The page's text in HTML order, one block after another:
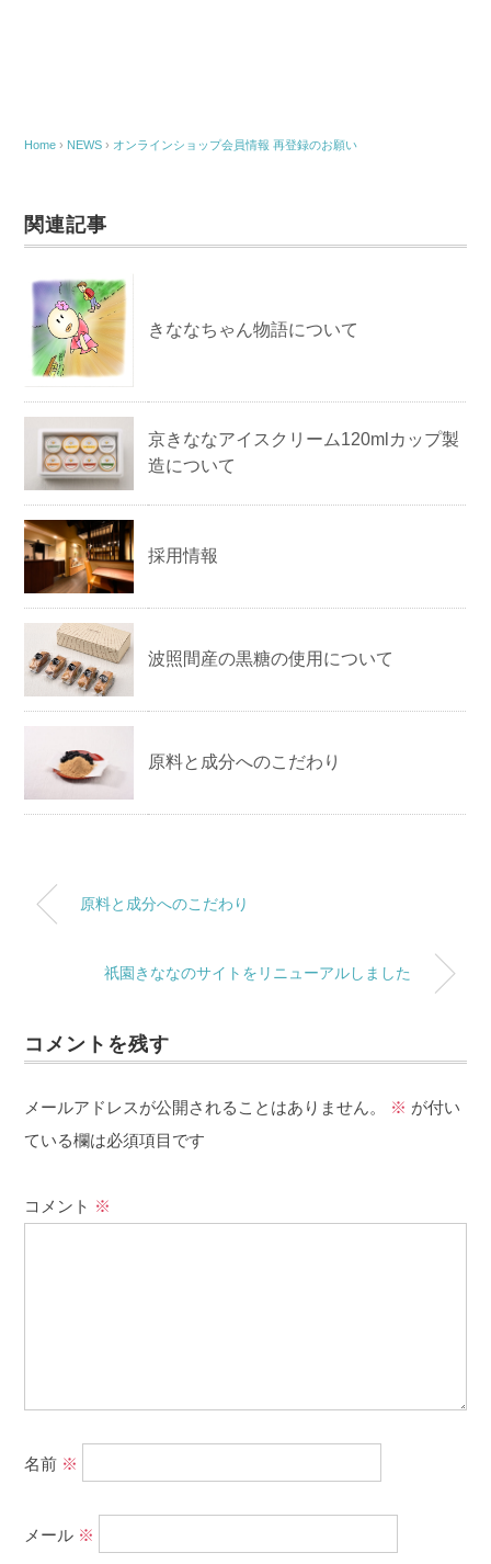
Home › NEWS › オンラインショップ会員情報 再登録のお願い
関連記事
きななちゃん物語について
京きななアイスクリーム120mlカップ製
造について
採用情報
波照間産の黒糖の使用について
原料と成分へのこだわり
原料と成分へのこだわり
祇園きななのサイトをリニューアルしました
コメントを残す
メールアドレスが公開されることはありません。 ※ が付い
ている欄は必須項目です
コメント ※
名前 ※
メール ※